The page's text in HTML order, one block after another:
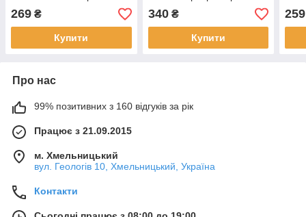
чорні бежеві розміри 2 3 4
269 ₴
Купити
XXXL
340₴
Купити
2 3
259
Про нас
99% позитивних з 160 відгуків за рік
Працює з 21.09.2015
м. Хмельницький
вул. Геологів 10, Хмельницький, Україна
Контакти